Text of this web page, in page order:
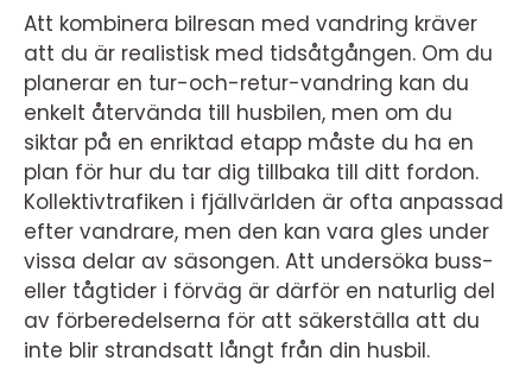
Att kombinera bilresan med vandring kräver
att du är realistisk med tidsåtgången. Om du
planerar en tur-och-retur-vandring kan du
enkelt återvända till husbilen, men om du
siktar på en enriktad etapp måste du ha en
plan för hur du tar dig tillbaka till ditt fordon.
Kollektivtrafiken i fjällvärlden är ofta anpassad
efter vandrare, men den kan vara gles under
vissa delar av säsongen. Att undersöka buss-
eller tågtider i förväg är därför en naturlig del
av förberedelserna för att säkerställa att du
inte blir strandsatt långt från din husbil.